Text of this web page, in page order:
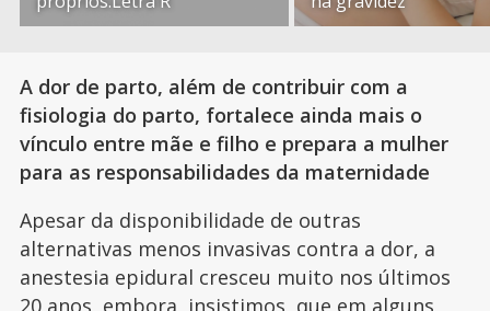
A dor de parto, além de contribuir com a
fisiologia do parto, fortalece ainda mais o
vínculo entre mãe e filho e prepara a mulher
para as responsabilidades da maternidade
Apesar da disponibilidade de outras
alternativas menos invasivas contra a dor, a
anestesia epidural cresceu muito nos últimos
20 anos, embora, insistimos, que em alguns